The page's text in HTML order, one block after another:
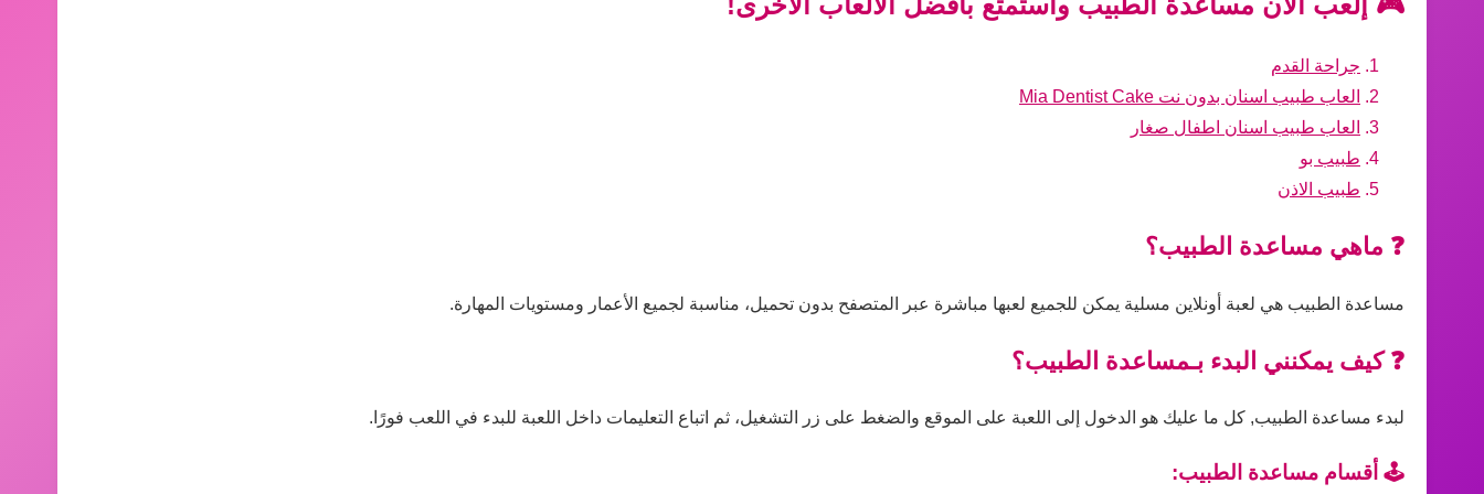
جراحة القدم
العاب طبيب اسنان بدون نت Mia Dentist Cake
العاب طبيب اسنان اطفال صغار
طبيب بو
طبيب الاذن
❓ ماهي مساعدة الطبيب؟
مساعدة الطبيب هي لعبة أونلاين مسلية يمكن للجميع لعبها مباشرة عبر المتصفح بدون تحميل، مناسبة لجميع الأعمار ومستويات المهارة.
❓ كيف يمكنني البدء بـمساعدة الطبيب؟
لبدء مساعدة الطبيب, كل ما عليك هو الدخول إلى اللعبة على الموقع والضغط على زر التشغيل، ثم اتباع التعليمات داخل اللعبة للبدء في اللعب فورًا.
🕹️ أقسام مساعدة الطبيب: